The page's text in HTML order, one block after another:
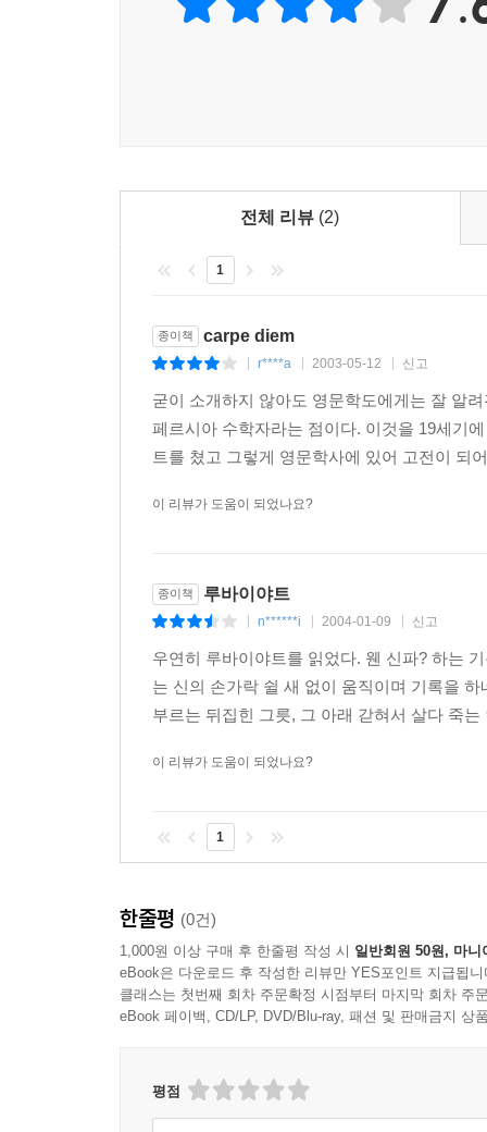
우리들이 머물 시간 짧디 짧고
한번 떠나면 돌아오지 못하는 길」
전체 리뷰 (2)
1
종이책 carpe diem
r****a 2003-05-12 신고
굳이 소개하지 않아도 영문학도에게는 잘 알
페르시아 수학자라는 점이다. 이것을 19세기
트를 쳤고 그렇게 영문학사에 있어 고전이 되
이 리뷰가 도움이 되었나요?
종이책 루바이야트
n******i 2004-01-09 신고
우연히 루바이야트를 읽었다. 웬 신파? 하는
는 신의 손가락 쉴 새 없이 움직이며 기록을
부르는 뒤집힌 그릇, 그 아래 갇혀서 살다 죽
이 리뷰가 도움이 되었나요?
1
한줄평 (0건)
1,000원 이상 구매 후 한줄평 작성 시 일반회원 50원, 마니
eBook은 다운로드 후 작성한 리뷰만 YES포인트 지급됩니
클래스는 첫번째 회차 주문확정 시점부터 마지막 회차 주
eBook 페이백, CD/LP, DVD/Blu-ray, 패션 및 판매금지 상
평점